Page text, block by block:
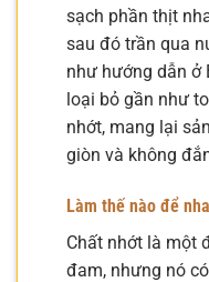
sạch phần thịt
sau đó trần qua
như hướng dẫn ở
loại bỏ gần như
nhớt, mang lại
giòn và không
Làm thế nào để
Chất nhớt là một
đam, nhưng nó